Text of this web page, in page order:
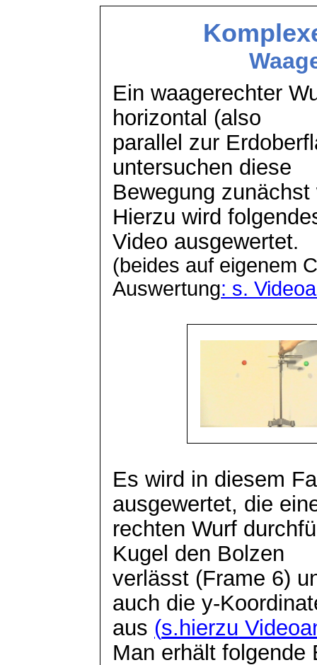
Ein waagerechter
horizontal (also
parallel zur
untersuchen diese
Bewegung
Hierzu wird
Video ausgewertet.
(beides auf eigenem
Auswertung: s.
Es wird in diesem
ausgewertet, die
rechten Wurf
Kugel den Bolzen
verlässt (Frame 6)
auch die y-
aus (s.hierzu
Man erhält folgende